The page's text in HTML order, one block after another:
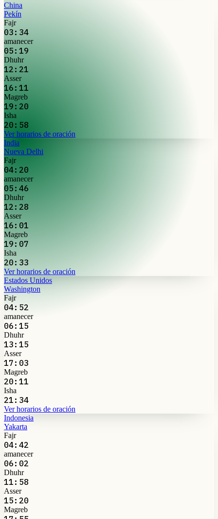
China
Pekín
Fajr
03:34
amanecer
05:19
Dhuhr
12:21
Asser
16:11
Magreb
19:20
Isha
20:58
Ver horarios de oración
India
Nueva Delhi
Fajr
04:20
amanecer
05:46
Dhuhr
12:28
Asser
16:01
Magreb
19:07
Isha
20:33
Ver horarios de oración
Estados Unidos
Washington
Fajr
04:52
amanecer
06:15
Dhuhr
13:15
Asser
17:03
Magreb
20:11
Isha
21:34
Ver horarios de oración
Indonesia
Yakarta
Fajr
04:42
amanecer
06:02
Dhuhr
11:58
Asser
15:20
Magreb